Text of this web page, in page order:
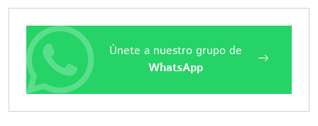
Únete a nuestro grupo de
WhatsApp